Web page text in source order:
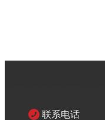
联系电话